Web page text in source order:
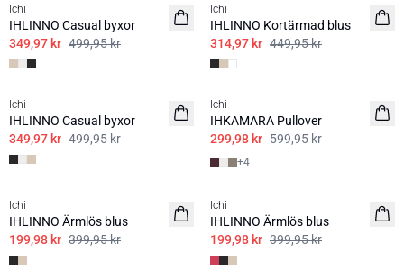
Ichi
IHLINNO Casual byxor
349,97 kr 499,95 kr
Ichi
IHLINNO Kortärmad blus
314,97 kr 449,95 kr
SALE | 30%
Ichi
IHLINNO Casual byxor
349,97 kr 499,95 kr
SALE | 50%
Ichi
IHKAMARA Pullover
299,98 kr 599,95 kr
+4
Ichi
IHLINNO Ärmlös blus
199,98 kr 399,95 kr
Ichi
IHLINNO Ärmlös blus
199,98 kr 399,95 kr
SALE | 50% SALE | 50%